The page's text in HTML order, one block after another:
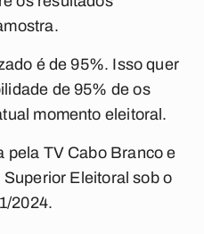
é de 95%. Isso quer
de 95% de os
momento eleitoral.
pela TV Cabo Branco e
Eleitoral sob o
2024.